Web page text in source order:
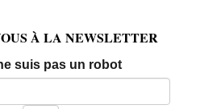
À LA NEWSLETTER
suis pas un robotEmail